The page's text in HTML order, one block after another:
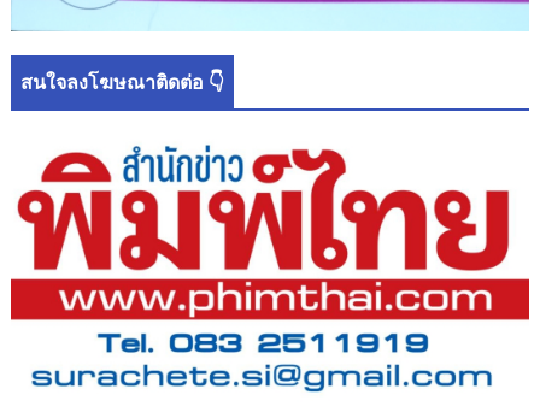
สนใจลงโฆษณาติดต่อ 👇